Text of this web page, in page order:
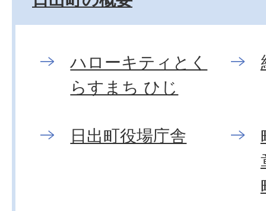
ハローキティとく
らすまち ひじ
日出町役場庁舎